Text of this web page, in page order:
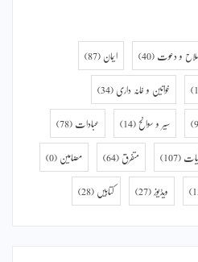
و دعوت (40) ایمان (87)
خواتین و خانہ داری (34)
سیر و سوانح (14) عبادات (78)
(107) متفرق (64) مضامین (0)
ویڈیوز (27) کتابیں (28)